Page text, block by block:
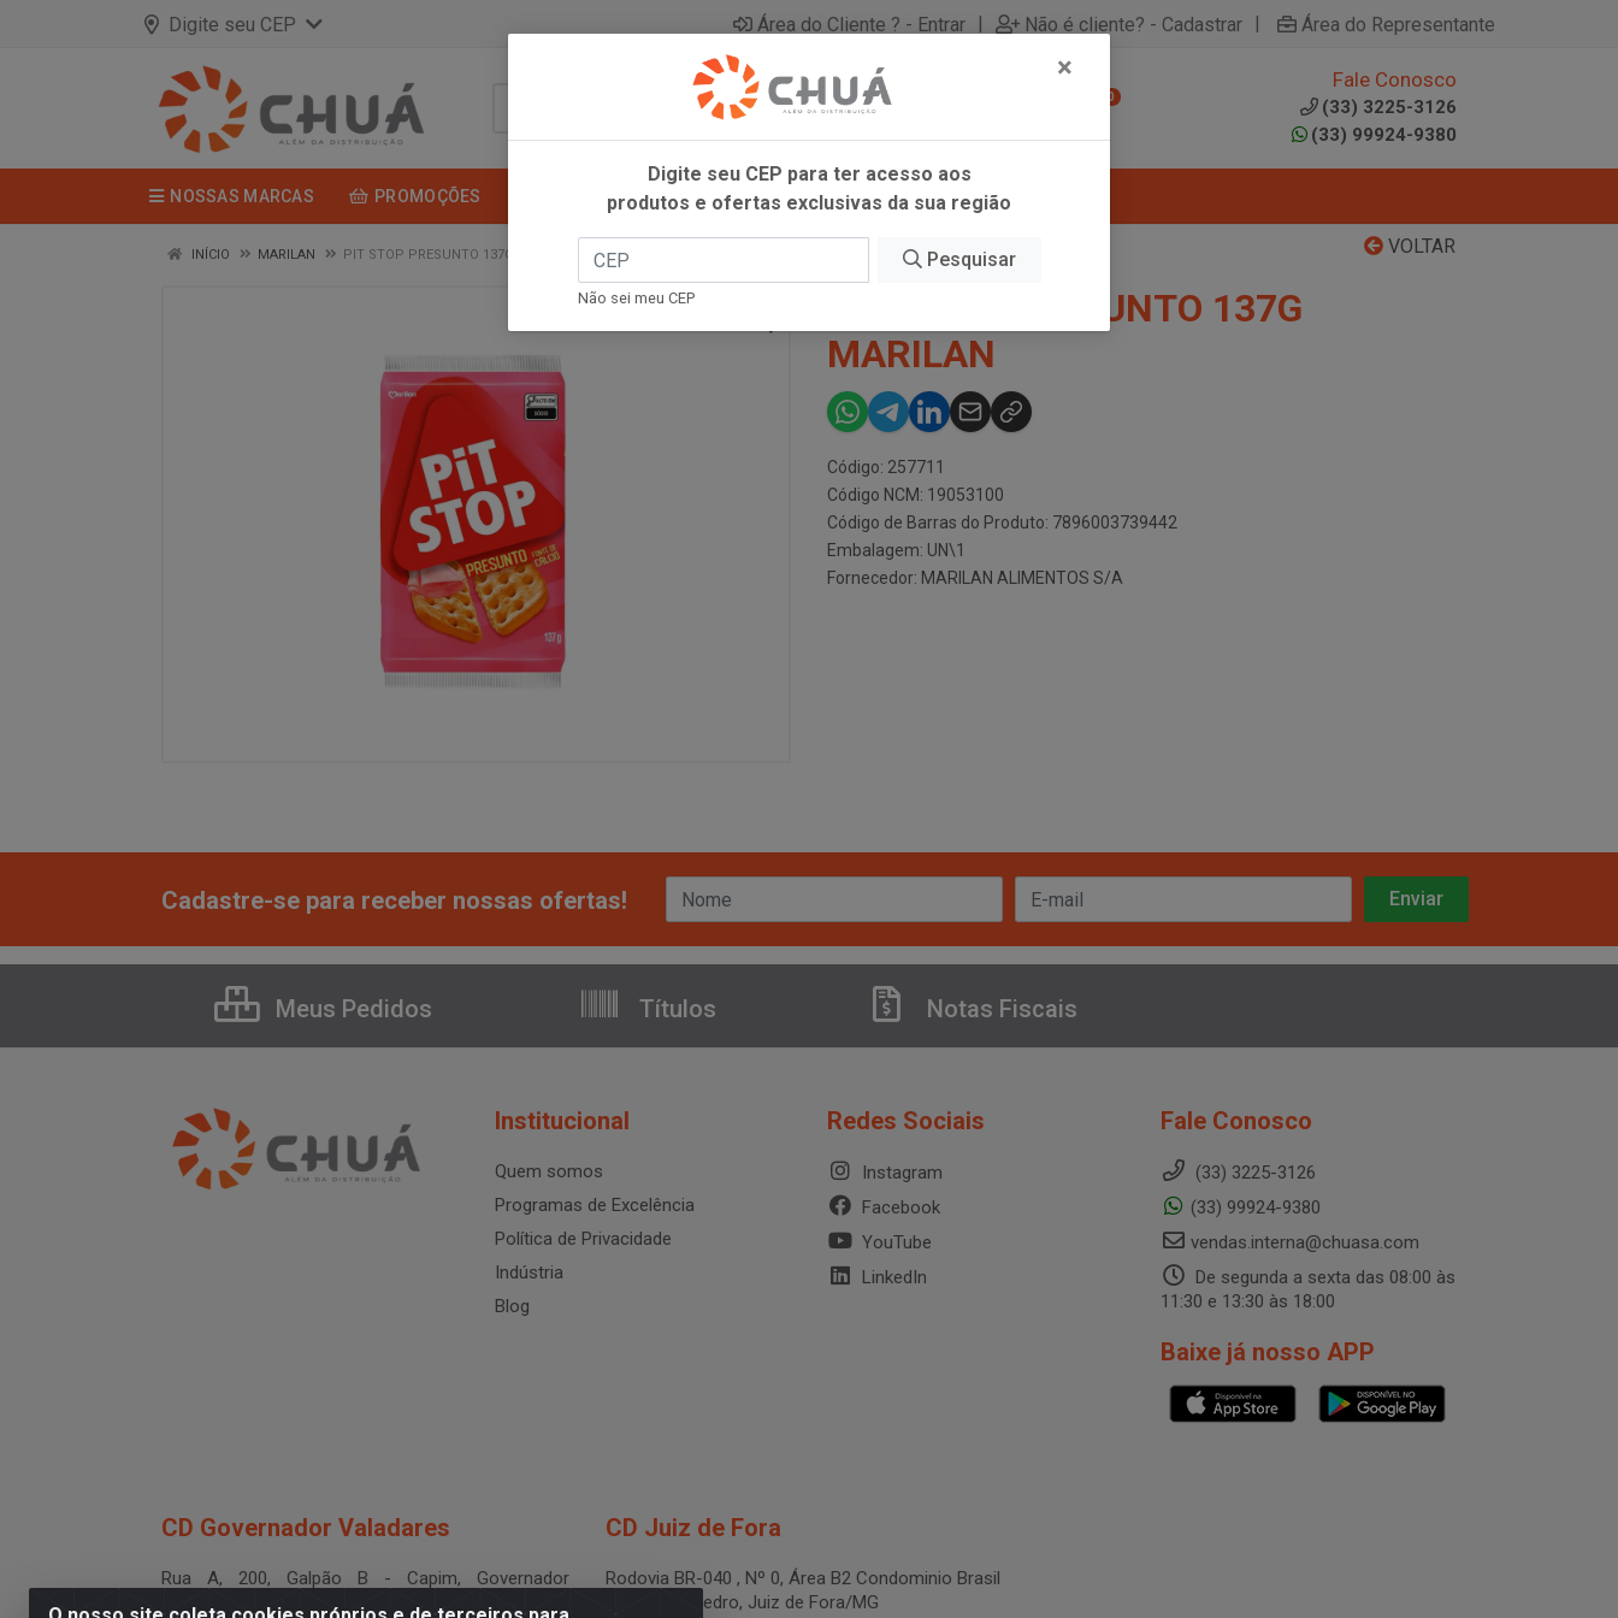
Digite seu CEP Área do Cliente ? - Entrar | Não é cliente? - Cadastrar | Área do Representante
0
Fale Conosco
(33) 3225-3126
(33) 99924-9380
NOSSAS MARCAS PROMOÇÕES
VOLTAR
INÍCIO MARILAN PIT STOP PRESUNTO 137G MARILAN
PIT STOP PRESUNTO 137G
MARILAN
Código: 257711
Código NCM: 19053100
Código de Barras do Produto: 7896003739442
Embalagem: UN\1
Fornecedor: MARILAN ALIMENTOS S/A
Cadastre-se para receber nossas ofertas!
Meus Pedidos Títulos Notas Fiscais
Institucional
Quem somos
Programas de Excelência
Política de Privacidade
Indústria
Blog
Redes Sociais
Instagram
Facebook
YouTube
LinkedIn
Fale Conosco
(33) 3225-3126
(33) 99924-9380
vendas.interna@chuasa.com
De segunda a sexta das 08:00 às
11:30 e 13:30 às 18:00
Baixe já nosso APP
CD Governador Valadares
Rua A, 200, Galpão B - Capim, Governador
Valadares/MG - CEP 35.024-400
CD Juiz de Fora
Rodovia BR-040 , Nº 0, Área B2 Condominio Brasil
LOG - São Pedro, Juiz de Fora/MG
×
Digite seu CEP para ter acesso aos
produtos e ofertas exclusivas da sua região
Pesquisar
Não sei meu CEP